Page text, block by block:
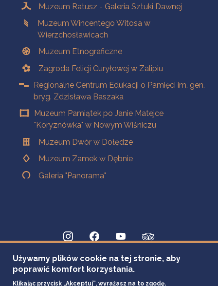
Muzeum Ratusz - Galeria Sztuki Dawnej
Muzeum Wincentego Witosa w
Wierzchosławicach
Muzeum Etnograficzne
Zagroda Felicji Curyłowej w Zalipiu
Regionalne Centrum Edukacji o Pamięci im. gen.
bryg. Zdzisława Baszaka
Muzeum Pamiątek po Janie Matejce
"Koryznówka" w Nowym Wiśniczu
Muzeum Dwór w Dołędze
Muzeum Zamek w Dębnie
Galeria "Panorama"
Używamy plików cookie na tej stronie, aby
poprawić komfort korzystania.
Klikając przycisk „Akceptuj”, wyrażasz na to zgodę.